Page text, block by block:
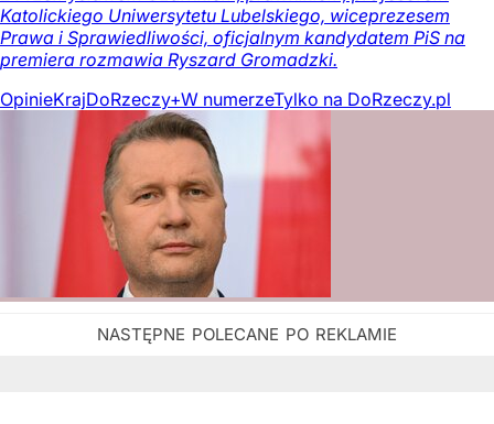
Katolickiego Uniwersytetu Lubelskiego, wiceprezesem
Prawa i Sprawiedliwości, oficjalnym kandydatem PiS na
premiera rozmawia Ryszard Gromadzki.
OpinieKrajDoRzeczy+W numerzeTylko na DoRzeczy.pl